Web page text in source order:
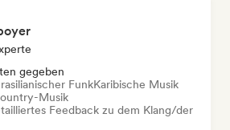
gegeben
FunkKaribische Musik
Musik
Feedback zu dem Klang/der